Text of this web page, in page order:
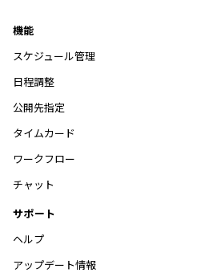
機能
スケジュール管理
日程調整
公開先指定
タイムカード
ワークフロー
チャット
サポート
ヘルプ
アップデート情報